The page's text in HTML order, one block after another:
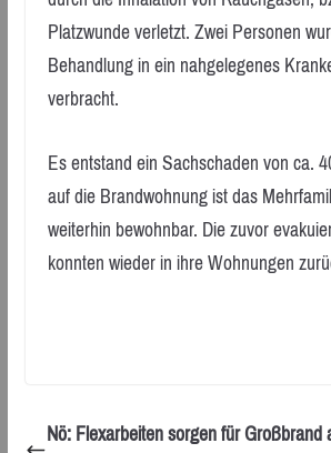
Platzwunde verletzt. Zwei Personen
Behandlung in ein nahgelegenes
verbracht.
Es entstand ein Sachschaden von ca.
auf die Brandwohnung ist das
weiterhin bewohnbar. Die zuvor
konnten wieder in ihre Wohnungen
Nö: Flexarbeiten sorgen für Großbrand